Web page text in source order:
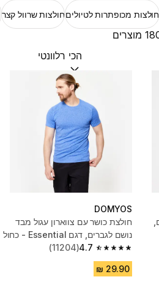
חולצות מכופתרות לטיוליםחולצות שרוול קצר
מוצרים
מיין לפי:(optional)
DOMYOS
חולצת כושר עם צווארון עגול מבד
נושם לגברים, דגם Essential - כחול
4.7
4.7 out of 5 stars from 11204 reviews
(11204)